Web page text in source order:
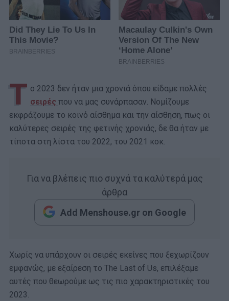
Τ ο 2023 δεν ήταν μια χρονιά όπου είδαμε πολλές
σειρές που να μας συνάρπασαν. Νομίζουμε
εκφράζουμε το κοινό αίσθημα και την αίσθηση, πως οι
καλύτερες σειρές της φετινής χρονιάς, δε θα ήταν με
τίποτα στη λίστα του 2022, του 2021 κοκ.
Για να βλέπεις πιο συχνά τα καλύτερά μας
άρθρα
Add Menshouse.gr on Google
Χωρίς να υπάρχουν οι σειρές εκείνες που ξεχωρίζουν
εμφανώς, με εξαίρεση το The Last of Us, επιλέξαμε
αυτές που θεωρούμε ως τις πιο χαρακτηριστικές του
2023.